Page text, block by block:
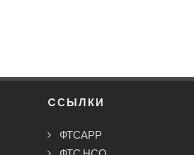
CСЫЛКИ
ФТСАРР